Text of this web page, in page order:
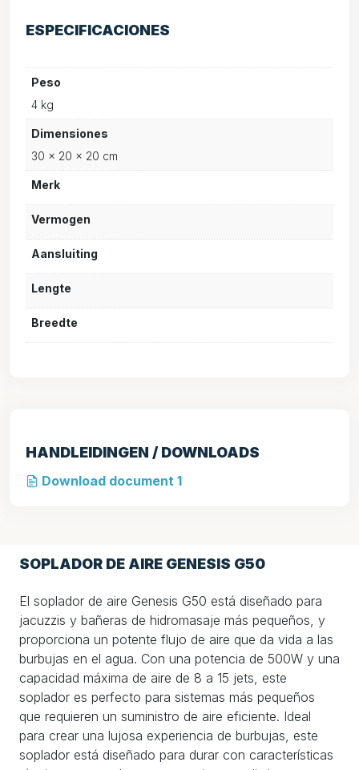
ESPECIFICACIONES
Peso
4 kg
Dimensiones
30 × 20 × 20 cm
Merk
Vermogen
Aansluiting
Lengte
Breedte
HANDLEIDINGEN / DOWNLOADS
Download document 1
SOPLADOR DE AIRE GENESIS G50
El soplador de aire Genesis G50 está diseñado para
jacuzzis y bañeras de hidromasaje más pequeños, y
proporciona un potente flujo de aire que da vida a las
burbujas en el agua. Con una potencia de 500W y una
capacidad máxima de aire de 8 a 15 jets, este
soplador es perfecto para sistemas más pequeños
que requieren un suministro de aire eficiente. Ideal
para crear una lujosa experiencia de burbujas, este
soplador está diseñado para durar con características